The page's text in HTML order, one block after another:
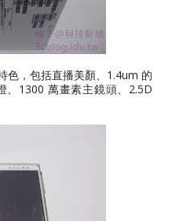
色，包括直播美顏、1.4um 的
、1300 萬畫素主鏡頭、2.5D